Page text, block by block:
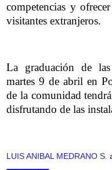
competencias y
visitantes extranjeros.
La graduación de las
martes 9 de abril en
de la comunidad
disfrutando de las
LUIS ANIBAL MEDRANO S.